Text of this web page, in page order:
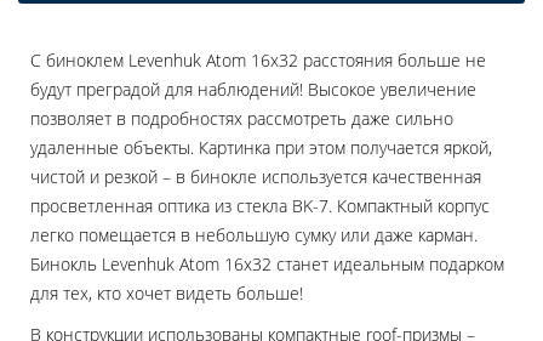
С биноклем Levenhuk Atom 16x32 расстояния больше не
будут преградой для наблюдений! Высокое увеличение
позволяет в подробностях рассмотреть даже сильно
удаленные объекты. Картинка при этом получается яркой,
чистой и резкой – в бинокле используется качественная
просветленная оптика из стекла BK-7. Компактный корпус
легко помещается в небольшую сумку или даже карман.
Бинокль Levenhuk Atom 16x32 станет идеальным подарком
для тех, кто хочет видеть больше!
В конструкции использованы компактные roof-призмы –